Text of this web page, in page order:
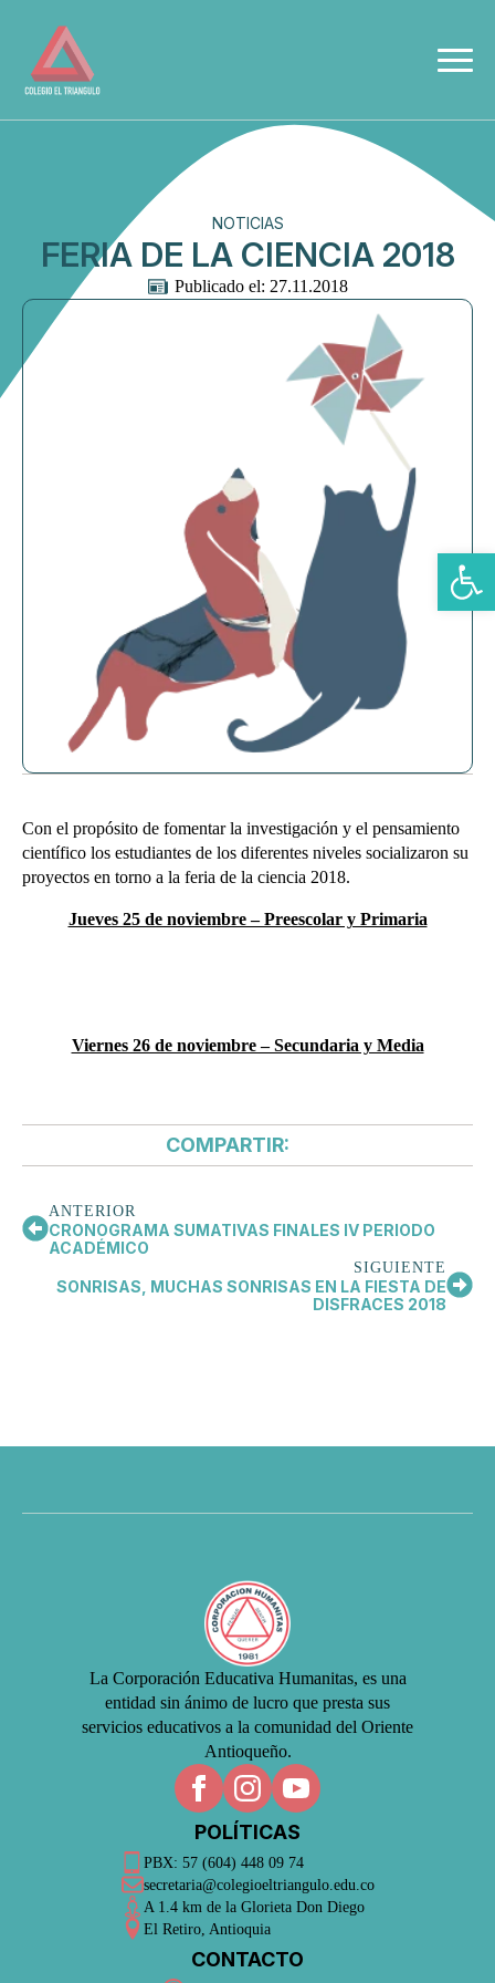
Abrir
NOTICIAS
FERIA DE LA CIENCIA 2018
Publicado el: 27.11.2018
Con el propósito de fomentar la investigación y el pensamiento
científico los estudiantes de los diferentes niveles socializaron su
proyectos en torno a la feria de la ciencia 2018.
Jueves 25 de noviembre – Preescolar y Primaria
Viernes 26 de noviembre – Secundaria y Media
COMPARTIR:
ANTERIOR
CRONOGRAMA SUMATIVAS FINALES IV PERIODO
ACADÉMICO
SIGUIENTE
SONRISAS, MUCHAS SONRISAS EN LA FIESTA DE
DISFRACES 2018
La Corporación Educativa Humanitas, es una
entidad sin ánimo de lucro que presta sus
servicios educativos a la comunidad del Oriente
Antioqueño.
POLÍTICAS
PBX: 57 (604) 448 09 74
secretaria@colegioeltriangulo.edu.co
A 1.4 km de la Glorieta Don Diego
El Retiro, Antioquia
CONTACTO